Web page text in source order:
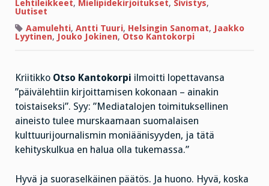
Lehtileikkeet, Mielipidekirjoitukset, Sivistys,
Uutiset
Aamulehti, Antti Tuuri, Helsingin Sanomat, Jaakko
Lyytinen, Jouko Jokinen, Otso Kantokorpi
Kriitikko Otso Kantokorpi ilmoitti lopettavansa
”päivälehtiin kirjoittamisen kokonaan – ainakin
toistaiseksi”. Syy: ”Mediatalojen toimituksellinen
aineisto tulee murskaamaan suomalaisen
kulttuurijournalismin moniäänisyyden, ja tätä
kehityskulkua en halua olla tukemassa.”
Hyvä ja suoraselkäinen päätös. Ja huono. Hyvä, koska